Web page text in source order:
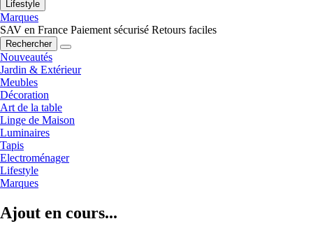
Lifestyle
Marques
SAV en France Paiement sécurisé Retours faciles
Rechercher
Nouveautés
Jardin & Extérieur
Meubles
Décoration
Art de la table
Linge de Maison
Luminaires
Tapis
Electroménager
Lifestyle
Marques
Ajout en cours...